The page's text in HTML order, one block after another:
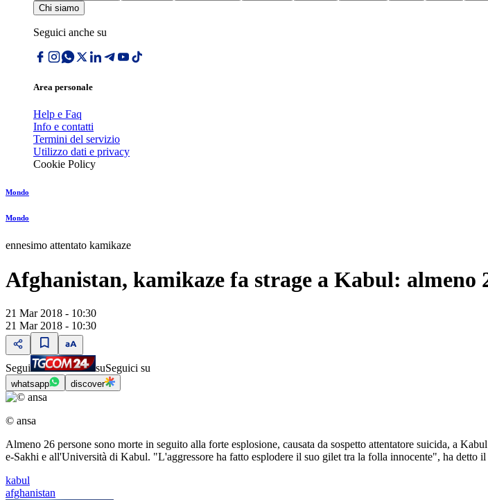
Chi siamo
Seguici anche su
Area personale
Help e Faq
Info e contatti
Termini del servizio
Utilizzo dati e privacy
Cookie Policy
Mondo
Mondo
ennesimo attentato kamikaze
Afghanistan, kamikaze fa strage a Kabul: almeno
21 Mar 2018 - 10:30
21 Mar 2018 - 10:30
Segui suSeguici su
whatsapp discover
© ansa
Almeno 26 persone sono morte in seguito alla forte esplosione, causata da sospetto attentatore suicida, a
e-Sakhi e all'Università di Kabul. "L'aggressore ha fatto esplodere il suo gilet tra la folla innocente", ha detto
kabul
afghanistan